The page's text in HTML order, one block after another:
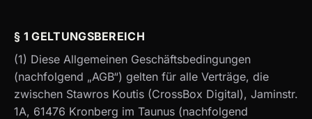
§ 1 GELTUNGSBEREICH
(1) Diese Allgemeinen Geschäftsbedingungen
(nachfolgend „AGB“) gelten für alle Verträge, die
zwischen Stawros Koutis (CrossBox Digital), Jaminstr.
1A, 61476 Kronberg im Taunus (nachfolgend